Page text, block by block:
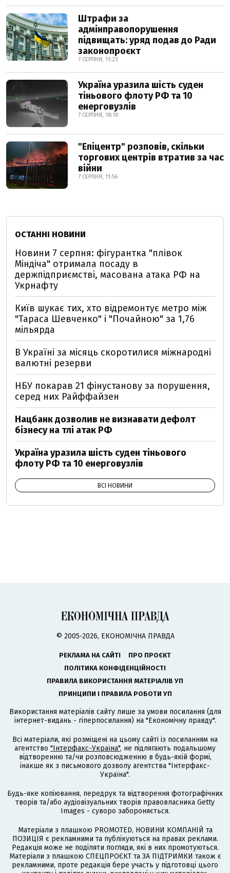
Штрафи за
адмінправопорушення
підвищать: уряд подав до Ради
законопроєкт
7 СЕРПНЯ, 11:23
Україна уразила шість суден
тіньового флоту РФ та 10
енерговузлів
7 СЕРПНЯ, 18:10
"Епіцентр" розповів, скільки
торгових центрів втратив за час
війни
7 СЕРПНЯ, 11:56
ОСТАННІ НОВИНИ
Новини 7 серпня: фігурантка "плівок
Міндіча" отримала посаду в
держпідприємстві, масована атака РФ на
Укрнафту
Київ шукає тих, хто відремонтує метро між
"Тараса Шевченко" і "Почайною" за 1,76
мільярда
В Україні за місяць скоротилися міжнародні
валютні резерви
НБУ покарав 21 фінустанову за порушення,
серед них Райффайзен
Нацбанк дозволив не визнавати дефолт
бізнесу на тлі атак РФ
Україна уразила шість суден тіньового
флоту РФ та 10 енерговузлів
ВСІ НОВИНИ
© 2005-2026, ЕКОНОМІЧНА ПРАВДА
РЕКЛАМА НА САЙТІ
ПРО ПРОЄКТ
ПОЛІТИКА КОНФІДЕНЦІЙНОСТІ
ПРАВИЛА ВИКОРИСТАННЯ МАТЕРІАЛІВ УП
ПРИНЦИПИ І ПРАВИЛА РОБОТИ УП
Використання матеріалів сайту лише за умови посилання (для
інтернет-видань - гіперпосилання) на "Економічну правду".
Всі матеріали, які розміщені на цьому сайті із посиланням на
агентство "Інтерфакс-Україна", не підлягають подальшому
відтворенню та/чи розповсюдженню в будь-якій формі,
інакше як з письмового дозволу агентства "Інтерфакс-
Україна".
Будь-яке копіювання, передрук та відтворення фотографічних
творів та/або аудіовізуальних творів правовласника Getty
Images - суворо забороняється.
Матеріали з плашкою PROMOTED, НОВИНИ КОМПАНІЙ та
ПОЗИЦІЯ є рекламними та публікуються на правах реклами.
Редакція може не поділяти погляди, які в них промотуються.
Матеріали з плашкою СПЕЦПРОЄКТ та ЗА ПІДТРИМКИ також є
рекламними, проте редакція бере участь у підготовці цього